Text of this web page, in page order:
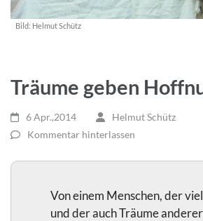
Bild: Helmut Schütz
Träume geben
6 Apr.,2014
Helmut Schütz
Kommentar hinterlassen
Von einem Menschen, der
und der auch Träume